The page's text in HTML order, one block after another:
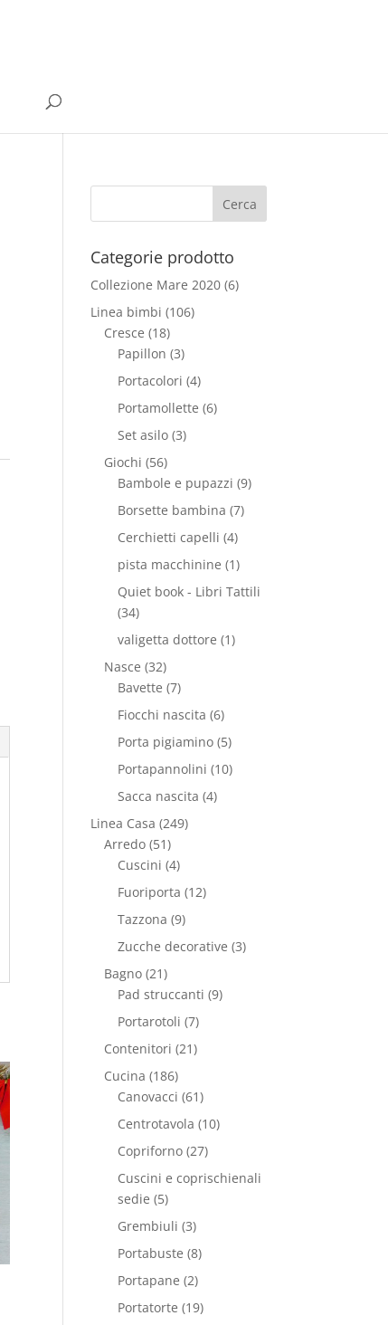
Categorie prodotto
Collezione Mare 2020 (6)
Linea bimbi (106)
Cresce (18)
Papillon (3)
Portacolori (4)
Portamollette (6)
Set asilo (3)
Giochi (56)
Bambole e pupazzi (9)
Borsette bambina (7)
Cerchietti capelli (4)
pista macchinine (1)
Quiet book - Libri Tattili
(34)
valigetta dottore (1)
Nasce (32)
Bavette (7)
Fiocchi nascita (6)
Porta pigiamino (5)
Portapannolini (10)
Sacca nascita (4)
Linea Casa (249)
Arredo (51)
Cuscini (4)
Fuoriporta (12)
Tazzona (9)
Zucche decorative (3)
Bagno (21)
Pad struccanti (9)
Portarotoli (7)
Contenitori (21)
Cucina (186)
Canovacci (61)
Centrotavola (10)
Copriforno (27)
Cuscini e coprischienali
sedie (5)
Grembiuli (3)
Portabuste (8)
Portapane (2)
Portatorte (19)